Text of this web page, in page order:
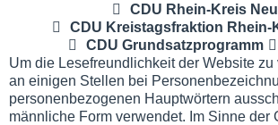
CDU Rhein-Kreis
CDU Kreistagsfraktion Rhein-
CDU Grundsatzprogramm
Um die Lesefreundlichkeit der Website zu
an einigen Stellen bei
personenbezogenen Hauptwörtern
männliche Form verwendet. Im Sinne der